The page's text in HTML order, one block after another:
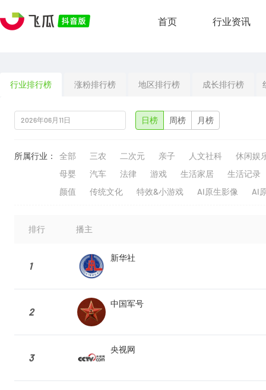
首页 行业资讯
行业排行榜 涨粉排行榜 地区排行榜 成长排行榜
日榜 周榜 月榜
所属行业： 全部 三农 二次元 亲子 人文社科
休闲娱
母婴
汽车 法律 游戏 生活家居
生活记录
颜值
传统文化 特效&小游戏 AI原生影像 AI
排行 播主
1
新华社
2
中国军号
3
央视网